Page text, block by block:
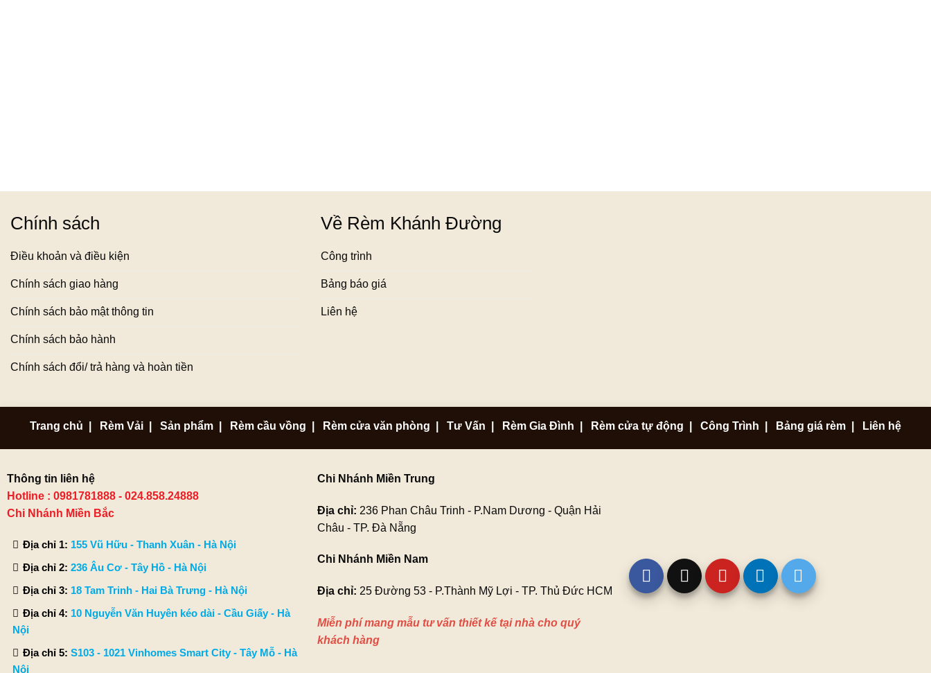
Chính sách
Điều khoản và điều kiện
Chính sách giao hàng
Chính sách bảo mật thông tin
Chính sách bảo hành
Chính sách đổi/ trả hàng và hoàn tiền
Về Rèm Khánh Đường
Công trình
Bảng báo giá
Liên hệ
Trang chủ Rèm Vải Sản phẩm Rèm cầu vồng Rèm cửa văn phòng Tư Vấn Rèm Gia Đình Rèm cửa tự động Công Trình Bảng giá rèm Liên hệ
Thông tin liên hệ
Hotline : 0981781888 - 024.858.24888
Chi Nhánh Miền Bắc
Địa chỉ 1: 155 Vũ Hữu - Thanh Xuân - Hà Nội
Địa chỉ 2: 236 Âu Cơ - Tây Hồ - Hà Nội
Địa chỉ 3: 18 Tam Trinh - Hai Bà Trưng - Hà Nội
Địa chỉ 4: 10 Nguyễn Văn Huyên kéo dài - Cầu Giấy - Hà
Nội
Địa chỉ 5: S103 - 1021 Vinhomes Smart City - Tây Mỗ - Hà
Nội
Chi Nhánh Miền Trung
Địa chỉ: 236 Phan Châu Trinh - P.Nam Dương - Quận Hải
Châu - TP. Đà Nẵng
Chi Nhánh Miền Nam
Địa chỉ: 25 Đường 53 - P.Thành Mỹ Lợi - TP. Thủ Đức HCM
Miễn phí mang mẫu tư vấn thiết kế tại nhà cho quý
khách hàng